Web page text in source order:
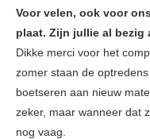
Voor velen, ook voor
plaat. Zijn jullie al bezig
Dikke merci voor het
zomer staan de
boetseren aan nieuw
zeker, maar wanneer dat
nog vaag.